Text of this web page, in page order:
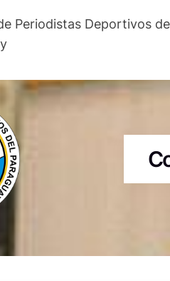
Periodistas Deportivos